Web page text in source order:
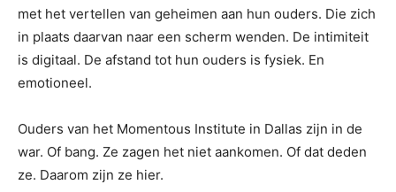
met het vertellen van geheimen aan hun ouders. Die zich
in plaats daarvan naar een scherm wenden. De intimiteit
is digitaal. De afstand tot hun ouders is fysiek. En
emotioneel.
Ouders van het Momentous Institute in Dallas zijn in de
war. Of bang. Ze zagen het niet aankomen. Of dat deden
ze. Daarom zijn ze hier.